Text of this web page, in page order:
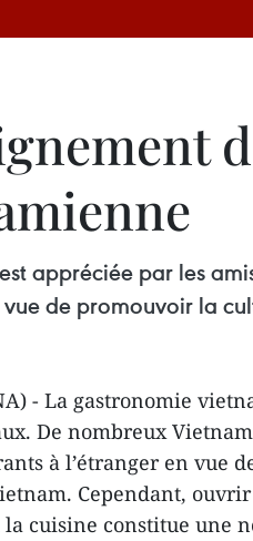
appréciée par les
de promouvoir la
- La gastronomie
De nombreux
à l’étranger en vue
Cependant,
cuisine constitue une